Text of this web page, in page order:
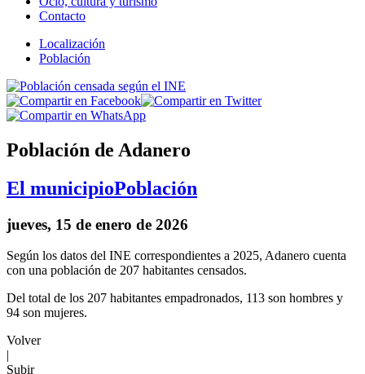
Contacto
Localización
Población
Población de Adanero
El municipioPoblación
jueves, 15 de enero de 2026
Según los datos del INE correspondientes a 2025, Adanero cuenta
con una población de 207 habitantes censados.
Del total de los 207 habitantes empadronados, 113 son hombres y
94 son mujeres.
Volver
|
Subir